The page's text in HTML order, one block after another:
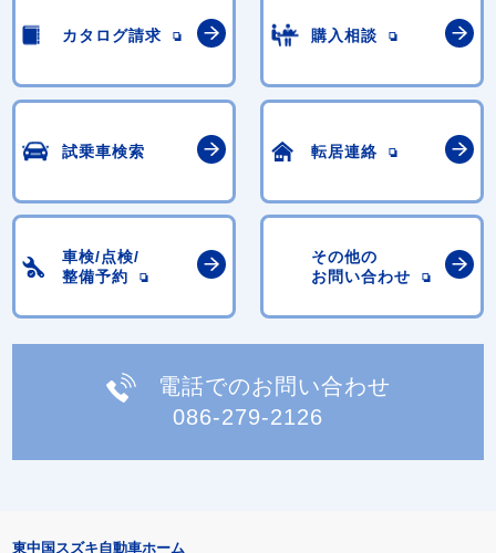
カタログ請求 購入相談
試乗車検索 転居連絡
車検/点検/
整備予約
その他の
お問い合わせ
電話でのお問い合わせ
086-279-2126
東中国スズキ自動車ホーム